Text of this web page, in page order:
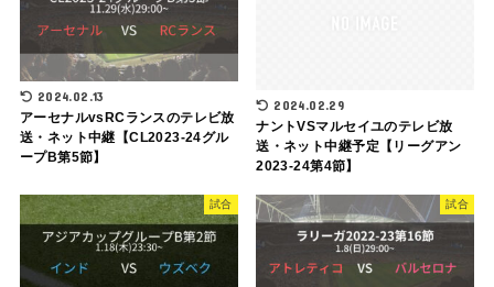
2024.02.13
アーセナルvsRCランスのテレビ放
送・ネット中継【CL2023-24グル
ープB第5節】
2024.02.29
ナントVSマルセイユのテレビ放
送・ネット中継予定【リーグアン
2023-24第4節】
試合 試合